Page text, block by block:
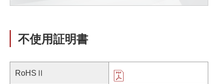
不使用証明書
RoHSⅡ